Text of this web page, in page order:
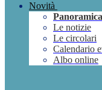
Novità
Panoramica
Le notizie
Le circolari
Calendario
Albo online